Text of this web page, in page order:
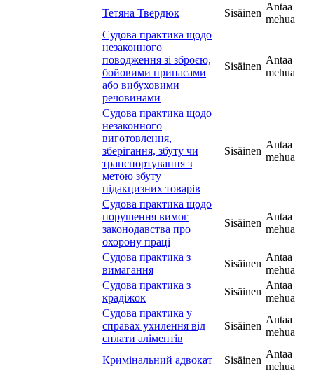
Тетяна Твердюк
Sisäinen
Antaa
mehua
Судова практика щодо
незаконного
поводження зі зброєю,
бойовими припасами
або вибуховими
речовинами
Sisäinen
Antaa
mehua
Судова практика щодо
незаконного
виготовлення,
зберігання, збуту чи
транспортування з
метою збуту
підакцизних товарів
Sisäinen
Antaa
mehua
Судова практика щодо
порушення вимог
законодавства про
охорону праці
Sisäinen
Antaa
mehua
Судова практика з
вимагання
Sisäinen
Antaa
mehua
Судова практика з
крадіжок
Sisäinen
Antaa
mehua
Судова практика у
справах ухилення від
сплати аліментів
Sisäinen
Antaa
mehua
Кримінальний адвокат Sisäinen
Antaa
mehua